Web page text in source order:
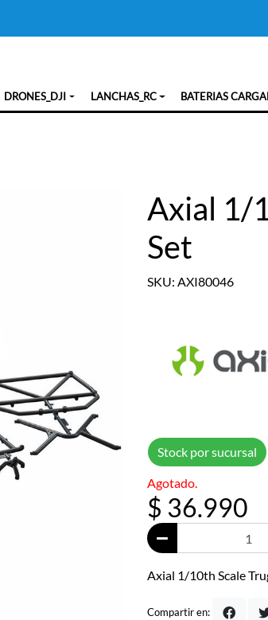
DRONES_DJI LANCHAS_RC BATERIAS
Axial 1/
Set
SKU: AXI80046
Stock por sucursal
Agotado.
$ 36.990
Axial 1/10th Scale
Compartir en: